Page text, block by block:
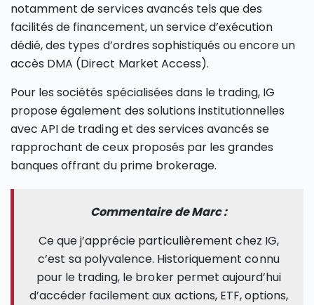
notamment de services avancés tels que des
facilités de financement, un service d’exécution
dédié, des types d’ordres sophistiqués ou encore un
accès DMA (Direct Market Access).
Pour les sociétés spécialisées dans le trading, IG
propose également des solutions institutionnelles
avec API de trading et des services avancés se
rapprochant de ceux proposés par les grandes
banques offrant du prime brokerage.
Commentaire de Marc :
Ce que j’apprécie particulièrement chez IG,
c’est sa polyvalence. Historiquement connu
pour le trading, le broker permet aujourd’hui
d’accéder facilement aux actions, ETF, options,